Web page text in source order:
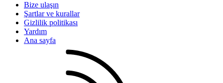
Bize ulaşın
Şartlar ve kurallar
Gizlilik politikası
Yardım
Ana sayfa